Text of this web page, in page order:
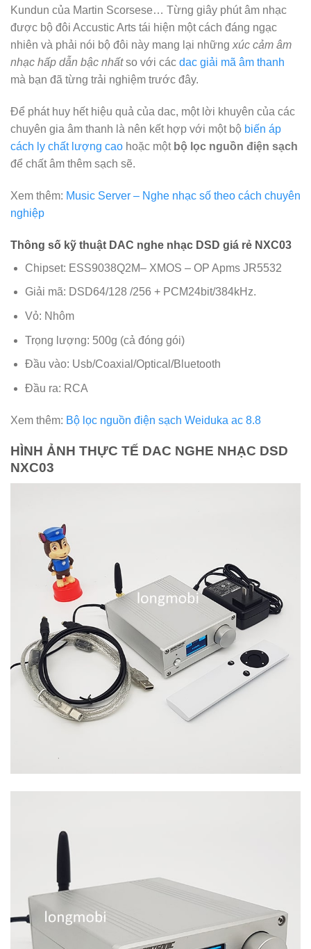
Kundun của Martin Scorsese… Từng giây phút âm nhạc
được bộ đôi Accustic Arts tái hiện một cách đáng ngạc
nhiên và phải nói bộ đôi này mang lại những xúc cảm âm
nhạc hấp dẫn bậc nhấtso với các dac giải mã âm thanh
mà bạn đã từng trải nghiệm trước đây.
Để phát huy hết hiệu quả của dac, một lời khuyên của các
chuyên gia âm thanh là nên kết hợp với một bộ biến áp
cách ly chất lượng cao hoặc một bộ lọc nguồn điện sạch
để chất âm thêm sạch sẽ.
Xem thêm: Music Server – Nghe nhạc số theo cách chuyên
nghiệp
Thông số kỹ thuật DAC nghe nhạc DSD giá rẻ NXC03
Chipset: ESS9038Q2M– XMOS – OP Apms JR5532
Giải mã: DSD64/128 /256 + PCM24bit/384kHz.
Vỏ: Nhôm
Trọng lượng: 500g (cả đóng gói)
Đầu vào: Usb/Coaxial/Optical/Bluetooth
Đầu ra: RCA
Xem thêm: Bộ lọc nguồn điện sạch Weiduka ac 8.8
HÌNH ẢNH THỰC TẾ DAC NGHE NHẠC DSD
NXC03